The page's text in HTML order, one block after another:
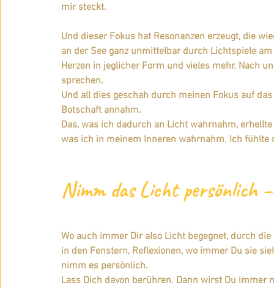
mir steckt.
Und dieser Fokus hat Resonanzen erzeugt, die
an der See ganz unmittelbar durch Lichtspiele
Herzen in jeglicher Form und vieles mehr. Nach
sprechen.
Und all dies geschah durch meinen Fokus auf
Botschaft annahm.
Das, was ich dadurch an Licht wahrnahm,
was ich in meinem Inneren wahrnahm. Ich
Nimm das Licht persönlich
Wo auch immer Dir also Licht begegnet, durch
in den Fenstern, Reflexionen, wo immer Du sie
nimm es persönlich.
Lass Dich davon berühren. Dann wirst Du